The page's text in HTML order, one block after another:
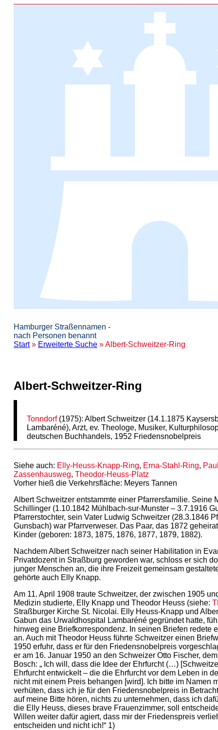
Hamburger Straßennamen -
nach Personen benannt
Start» Erweiterte Suche » Albert-Schweitzer-Ring
Albert-Schweitzer-Ring
Tonndorf(1975): Albert Schweitzer (14.1.1875
Lambaréné), Arzt, ev. Theologe, Musiker,
deutschen Buchhandels, 1952 Friedensnobelpreis
Siehe auch: Elly-Heuss-Knapp-Ring, Erna-Stahl-Ring,
Zassenhausweg, Theodor-Heuss-Platz
Vorher hieß die Verkehrsfläche: Meyers Tannen
Albert Schweitzer entstammte einer Pfarrersfamilie. Seine
Schillinger (1.10.1842 Mühlbach-sur-Munster – 3.7.1916
Pfarrerstochter, sein Vater Ludwig Schweitzer (28.3.1846
Gunsbach) war Pfarrverweser. Das Paar, das 1872
Kinder (geboren: 1873, 1875, 1876, 1877, 1879, 1882).
Nachdem Albert Schweitzer nach seiner Habilitation in
Privatdozent in Straßburg geworden war, schloss er sich
junger Menschen an, die ihre Freizeit gemeinsam
gehörte auch Elly Knapp.
Am 11. April 1908 traute Schweitzer, der zwischen 1905
Medizin studierte, Elly Knapp und Theodor Heuss (siehe:
Straßburger Kirche St. Nicolai. Elly Heuss-Knapp und
Gabun das Urwaldhospital Lambaréné gegründet hatte,
hinweg eine Briefkorrespondenz. In seinen Briefen redete
an. Auch mit Theodor Heuss führte Schweitzer einen
1950 erfuhr, dass er für den Friedensnobelpreis
er am 16. Januar 1950 an den Schweizer Otto Fischer,
Bosch: „ Ich will, dass die Idee der Ehrfurcht (…)
Ehrfurcht entwickelt – die die Ehrfurcht vor dem Leben in
nicht mit einem Preis behangen [wird]. Ich bitte im Namen
verhüten, dass ich je für den Friedensnobelpreis in
auf meine Bitte hören, nichts zu unternehmen, dass ich
die Elly Heuss, dieses brave Frauenzimmer, soll
Willen weiter dafür agiert, dass mir der Friedenspreis
entscheiden und nicht ich!“ 1)